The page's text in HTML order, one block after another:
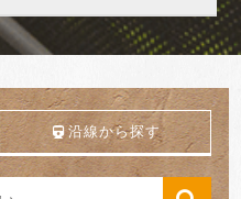
沿線から探す